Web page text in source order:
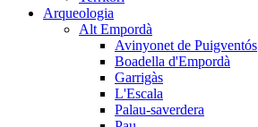
Arqueologia
Alt Empordà
Avinyonet de Puigventós
Boadella d'Empordà
Garrigàs
L'Escala
Palau-saverdera